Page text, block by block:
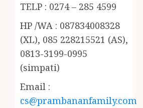
TELP : 0274 – 285 4599
HP /WA : 087834008328
(XL), 085 228215521 (AS),
0813-3199-0995
(simpati)
Email :
cs@prambananfamily.com